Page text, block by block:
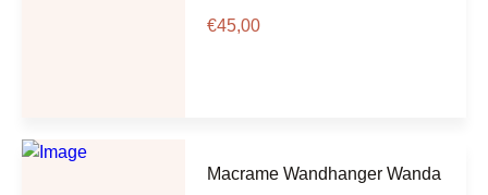
€45,00
Macrame Wandhanger Wanda